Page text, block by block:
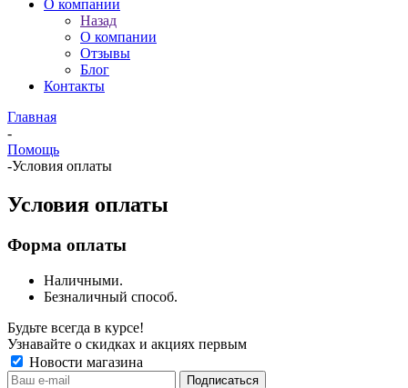
О компании
Назад
О компании
Отзывы
Блог
Контакты
Главная
-
Помощь
-Условия оплаты
Условия оплаты
Форма оплаты
Наличными.
Безналичный способ.
Будьте всегда в курсе!
Узнавайте о скидках и акциях первым
Новости магазина